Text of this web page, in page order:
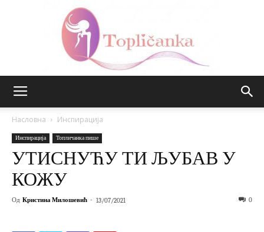
Насловна Инспирација
Инспирација Топличанка пише
УТИСНУЋУ ТИ ЉУБАВ У
КОЖУ
Од Кристина Милошевић - 13/07/2021 0